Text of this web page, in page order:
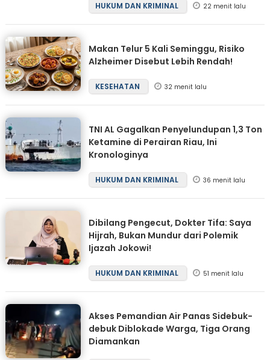
HUKUM DAN KRIMINAL 22 menit lalu
Makan Telur 5 Kali Seminggu, Risiko
Alzheimer Disebut Lebih Rendah!
KESEHATAN 32 menit lalu
TNI AL Gagalkan Penyelundupan 1,3 Ton
Ketamine di Perairan Riau, Ini
Kronologinya
HUKUM DAN KRIMINAL 36 menit lalu
Dibilang Pengecut, Dokter Tifa: Saya
Hijrah, Bukan Mundur dari Polemik
Ijazah Jokowi!
HUKUM DAN KRIMINAL 51 menit lalu
Akses Pemandian Air Panas Sidebuk-
debuk Diblokade Warga, Tiga Orang
Diamankan